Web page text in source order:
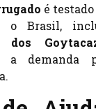
é
o Brasil,
dos
a demanda